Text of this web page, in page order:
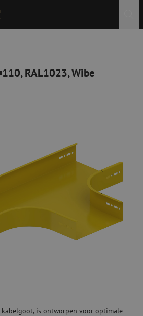
RAL1023, Wibe
kabelgoot, is ontworpen voor optimale